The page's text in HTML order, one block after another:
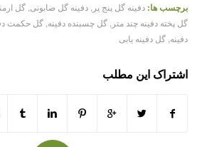
برچسب ها: دفینه گل پنج پر دفینه گل صابونی گل
گل پخته دفینه چند متر
گل چسبنده دفینه گل حکمت
دفینه گل دفینه یابی
اشتراک این مطلب